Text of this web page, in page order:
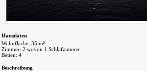
Hausdaten
Wohnfläche: 35 m²
Zimmer: 2 wovon 1 Schlafzimmer
Betten: 4
Beschreibung